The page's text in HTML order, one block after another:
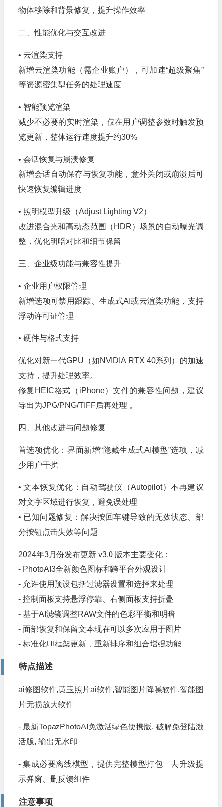
物体移除和背景修复，提升操作效率
二、性能优化与交互改进
• 云渲染支持
新增云渲染功能（需企业账户），可加速“超级聚焦”
等资源密集型任务的处理速度
• 智能预览渲染
减少不必要的实时渲染，仅在用户调整参数时触发预
览更新，整体运行速度提升约30%
• 会话恢复与崩溃修复
新增会话自动保存与恢复功能，意外关闭或崩溃后可
快速恢复编辑进度
• 照明模型升级（Adjust Lighting V2）
改进混合光和高动态范围（HDR）场景的自动曝光调
整，优化明暗对比和细节保留
三、企业级功能与兼容性提升
• 企业用户权限管理
新增选项可禁用跟踪、生成式AI或云渲染功能，支持
浮动许可证管理
• 硬件与格式支持
优化对新一代GPU（如NVIDIA RTX 40系列）的加速
支持，提升处理效率。
修复HEIC格式（iPhone）文件的兼容性问题，建议
导出为JPG/PNG/TIFF后再处理 。
四、其他改进与问题修复
首选项优化：界面新增“隐藏生成式AI模型”选项，减
少用户干扰
• 文本恢复优化：自动驾驶仪（Autopilot）不再建议
对文字区域进行恢复，避免误处理
• 已知问题修复：解决按回车键导致的无效状态、部
分按钮点击失效等问题
2024年3月份发布更新 v3.0 版本主要变化：
- PhotoAI3全新颜色图标和跨平台外观设计
- 允许使用预设包括过滤器设置和选择来处理
- 控制面板支持悬浮停靠、右侧面板支持折叠
- 基于AI滤镜调整RAW文件的色彩平衡和明暗
- 面部恢复和保留文本现在可以多次应用于图片
- 标准化UI框架更新，重新排序和组合增强功能
特点描述
ai修图软件,黄玉照片ai软件,智能图片降噪软件,智能图
片无损放大软件
- 最新TopazPhotoAI免激活绿色便携版, 破解免登陆激
活版, 输出无水印
- 集成必要离线模型，提供完整模型打包；去升级提
示弹窗、删反馈组件
注意事项